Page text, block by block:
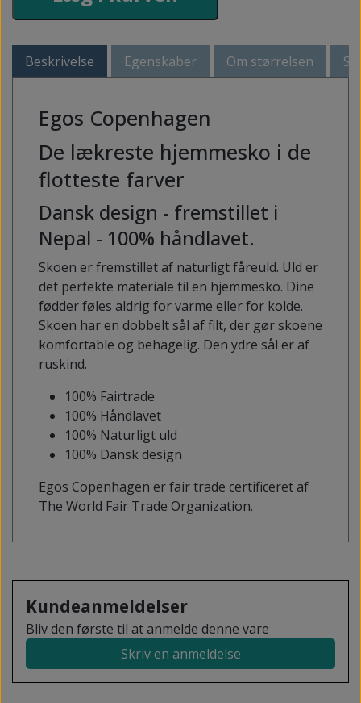
Beskrivelse Egenskaber Om størrelsen
Egos Copenhagen
De lækreste hjemmesko i de
flotteste farver
Dansk design - fremstillet i
Nepal - 100% håndlavet.
Skoen er fremstillet af naturligt fåreuld. Uld er
det perfekte materiale til en hjemmesko. Dine
fødder føles aldrig for varme eller for kolde.
Skoen har en dobbelt sål af filt, der gør skoene
komfortable og behagelig. Den ydre sål er af
ruskind.
100% Fairtrade
100% Håndlavet
100% Naturligt uld
100% Dansk design
Egos Copenhagen er fair trade certificeret af
The World Fair Trade Organization.
Kundeanmeldelser
Bliv den første til at anmelde denne vare
Skriv en anmeldelse